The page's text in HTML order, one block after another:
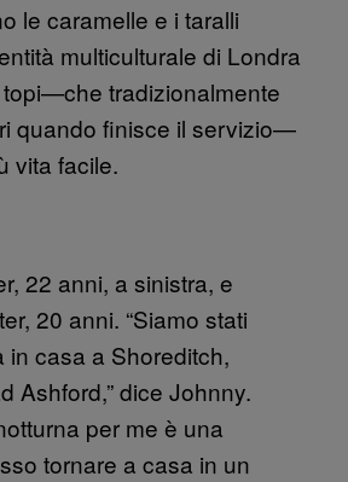
le caramelle e i taralli
multiculturale di Londra
tradizionalmente
quando finisce il servizio—
vita facile.
22 anni, a sinistra, e
20 anni. “Siamo stati
in casa a Shoreditch,
Ashford,” dice Johnny.
per me è una
tornare a casa in un